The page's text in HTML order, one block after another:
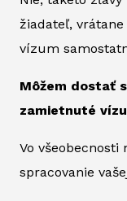
žiadateľ,
vízum
Môžem dostať
zamietnuté
Vo všeobecnosti
spracovanie